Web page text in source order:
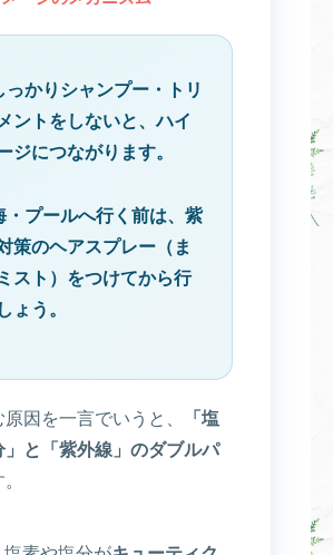
かりシャンプー・トリ
ントをしないと、ハイ
ジにつながります。
プールへ行く前は、紫
策のヘアスプレー（ま
スト）をつけてから行
ょう。
因を一言でいうと、
「塩
」と「紫外線」のダブルパ